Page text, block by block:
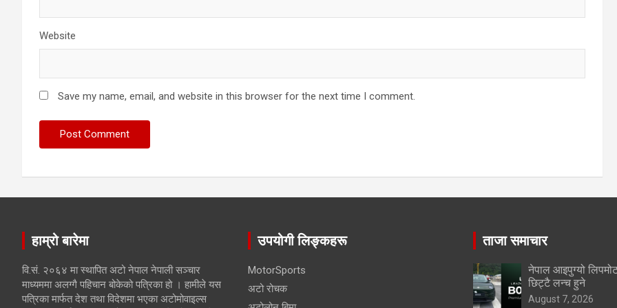
Website
Save my name, email, and website in this browser for the next time I comment.
हाम्रो बारेमा
वि.सं. २०६४ मा स्थापित अटो नेपाल नेपाली सञ्चार
माध्यममा अलग्गै पहिचान बोकेको पत्रिका हो । हामीले यस
पत्रिका मार्फत देश तथा विदेशमा भएका अटोमोवाइल्स
उपयोगी लिङ्कहरू
MotorSports
अटो रोचक
ताजा समाचार
नेपाल आइपुग्यो
छिट्टै लन्च हुने
August 7, 2026